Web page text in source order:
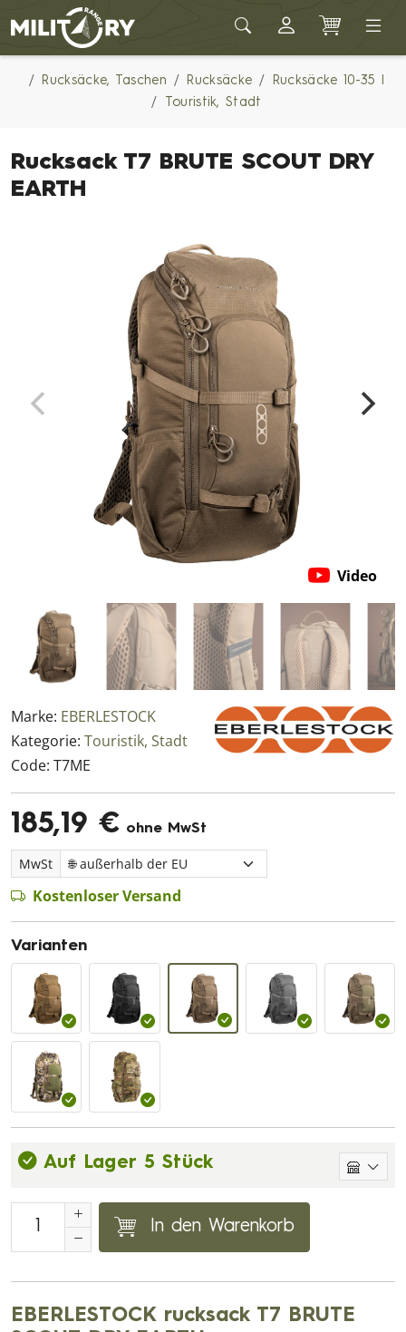
Army shop MILITARY RANGE
Rucksäcke, Taschen Rucksäcke
Rucksäcke 10-35 l
Touristik, Stadt
Rucksack T7 BRUTE SCOUT DRY
EARTH
Video
Marke: EBERLESTOCK
Kategorie: Touristik, Stadt
Code: T7ME
185,19 € ohne MwSt
MwSt
Kostenloser Versand
Varianten
Auf Lager 5 Stück
In den Warenkorb
EBERLESTOCK rucksack T7 BRUTE